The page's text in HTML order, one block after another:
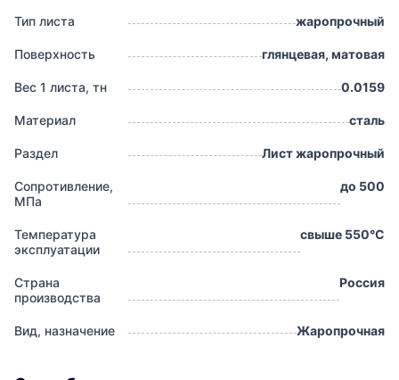
Тип листа жаропрочный
Поверхность глянцевая, матовая
Вес 1 листа, тн 0.0159
Материал сталь
Раздел Лист жаропрочный
Сопротивление,
МПа
до 500
Температура
эксплуатации
свыше 550°С
Страна
производства
Россия
Вид, назначение Жаропрочная